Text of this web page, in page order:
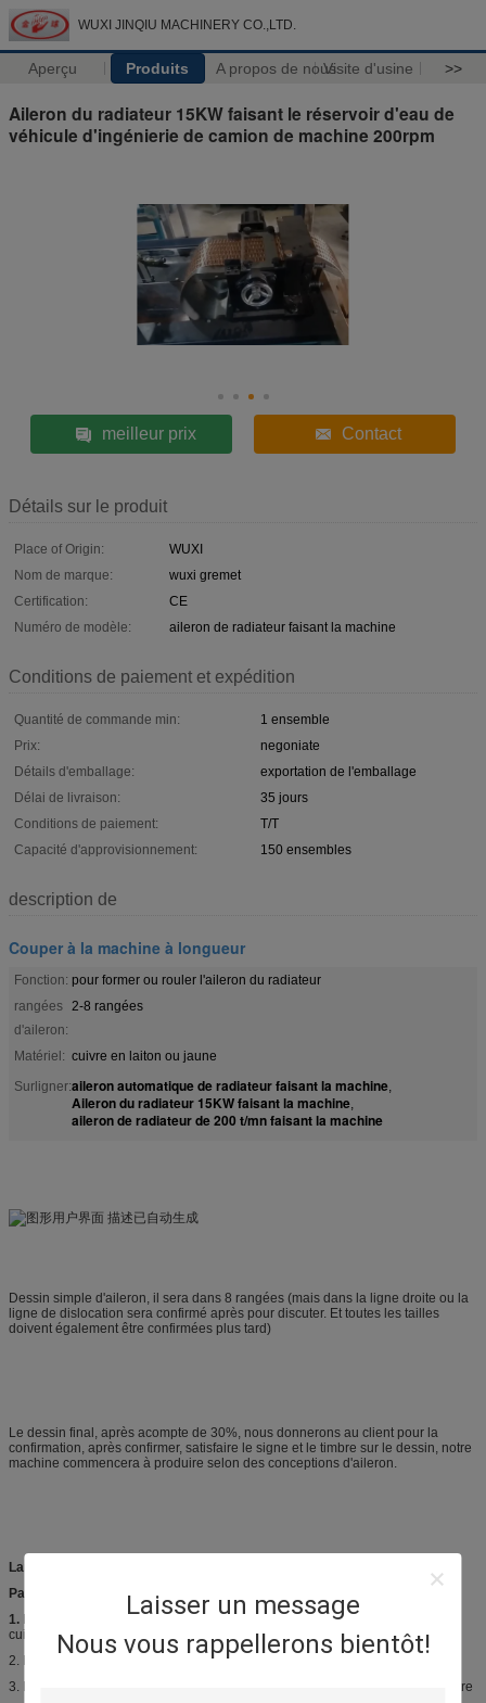
WUXI JINQIU MACHINERY CO.,LTD.
Aperçu Produits A propos de nousVisite d'usine >>
Laisser un message
Nous vous rappellerons bientôt!
Aileron du radiateur 15KW faisant le réservoir d'eau de
véhicule d'ingénierie de camion de machine 200rpm
meilleur prix Contact
Détails sur le produit
Place of Origin:
WUXI
Nom de marque:
wuxi gremet
Certification:
CE
Numéro de modèle:
aileron de radiateur faisant la machine
Conditions de paiement et expédition
Quantité de commande min:
1 ensemble
Prix:
negoniate
Détails d'emballage:
exportation de l'emballage
Délai de livraison:
35 jours
Conditions de paiement:
T/T
Capacité d'approvisionnement:
150 ensembles
description de
Couper à la machine à longueur
Fonction: pour former ou rouler l'aileron du radiateur
rangées
d'aileron:
2-8 rangées
Matériel: cuivre en laiton ou jaune
Surligner:aileron automatique de radiateur faisant la machine,
Aileron du radiateur 15KW faisant la machine,
aileron de radiateur de 200 t/mn faisant la machine
Dessin simple d'aileron, il sera dans 8 rangées (mais dans la ligne droite ou la
ligne de dislocation sera confirmé après pour discuter. Et toutes les tailles
doivent également être confirmées plus tard)
Le dessin final, après acompte de 30%, nous donnerons au client pour la
confirmation, après confirmer, satisfaire le signe et le timbre sur le dessin, notre
machine commencera à produire selon des conceptions d'aileron.
Laminoir
Paramètres techniques :
1. Matériel applicable d'aileron de roulement : approprié à la production de
cuivrez l'aileron plat
2. Nombre de rangées de roulement de feuille : 2-8 rangées
3. Épaisseur de feuille de roulement : feuille d'en cuivre de 0.06-0.08 millimètre